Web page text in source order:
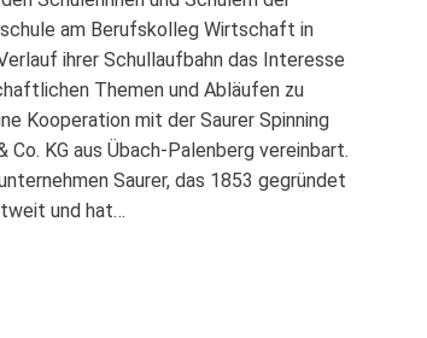
am Berufskolleg Wirtschaft in
ihrer Schullaufbahn das Interesse
Themen und Abläufen zu
Kooperation mit der Saurer Spinning
Co. KG aus Übach-Palenberg vereinbart.
Saurer, das 1853 gegründet
und hat…